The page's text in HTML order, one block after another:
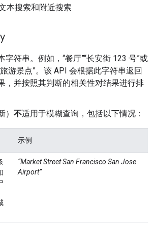
本搜索和附近搜索
字符串。例如，“餐厅”“长安街 123 号”或
游景点”。该 API 会根据此字符串返回
，并按照其判断的相关性对结果进行排
不适用于模糊查询，包括以下情况：
示例
“Market Street San Francisco San Jose
Airport”